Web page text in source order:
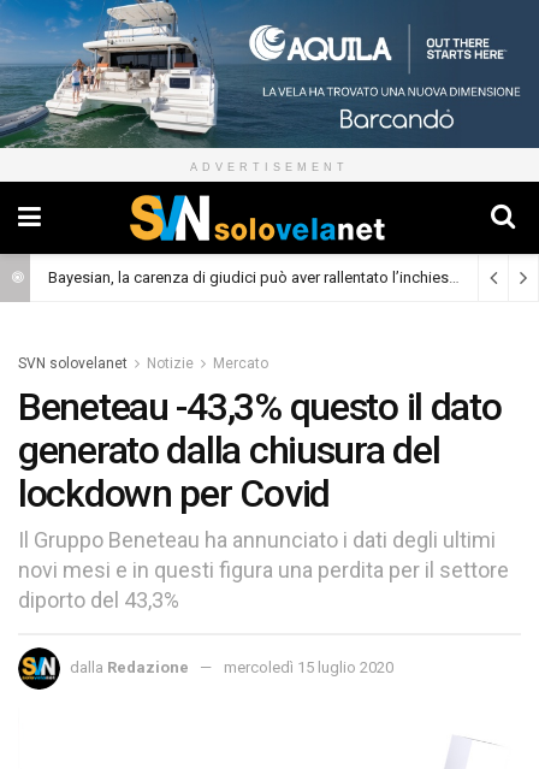
ADVERTISEMENT
Bayesian, la carenza di giudici può aver rallentato l’inchiesta (Cronaca)
SVN solovelanet Notizie Mercato
Beneteau -43,3% questo il dato
generato dalla chiusura del
lockdown per Covid
Il Gruppo Beneteau ha annunciato i dati degli ultimi
novi mesi e in questi figura una perdita per il settore
diporto del 43,3%
dalla Redazione mercoledì 15 luglio 2020